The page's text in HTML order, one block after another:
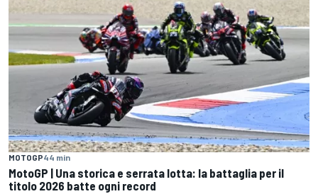
MOTOGP44 min
MotoGP | Una storica e serrata lotta: la battaglia per il
titolo 2026 batte ogni record